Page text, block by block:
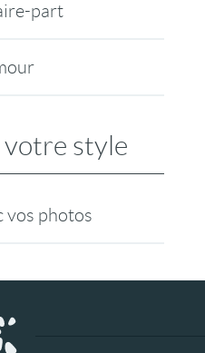
part
votre style
vos photos